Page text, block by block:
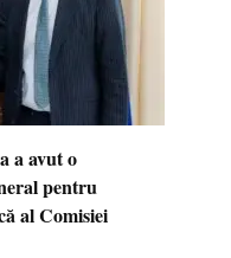
a avut o
pentru
al Comisiei